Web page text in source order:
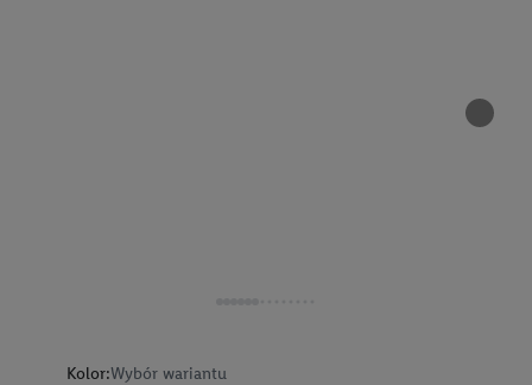
Kolor:Wybór wariantu